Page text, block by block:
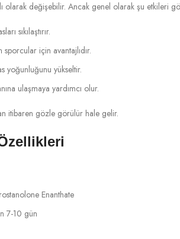
olarak değişebilir. Ancak genel olarak şu etkileri
sıkılaştırır.
için avantajlıdır.
yoğunluğunu yükseltir.
ulaşmaya yardımcı olur.
itibaren gözle görülür hale gelir.
Enanthate
7-10 gün